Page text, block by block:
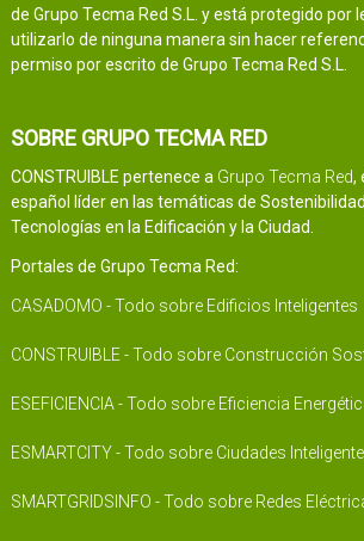
de Grupo Tecma Red S.L. y está protegido por
utilizarlo de ninguna manera sin hacer
permiso por escrito de Grupo Tecma Red S.L.
SOBRE GRUPO TECMA RED
CONSTRUIBLE pertenece a Grupo Tecma Red,
español líder en las temáticas de
Tecnologías en la Edificación y la Ciudad.
Portales de Grupo Tecma Red:
CASADOMO - Todo sobre Edificios Inteligentes
CONSTRUIBLE - Todo sobre Construcción
ESEFICIENCIA - Todo sobre Eficiencia
ESMARTCITY - Todo sobre Ciudades
SMARTGRIDSINFO - Todo sobre Redes